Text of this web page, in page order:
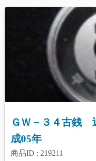
ＧＷ－３４古銭
成05年
商品ID : 219211